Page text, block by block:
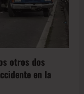
otros dos
en la